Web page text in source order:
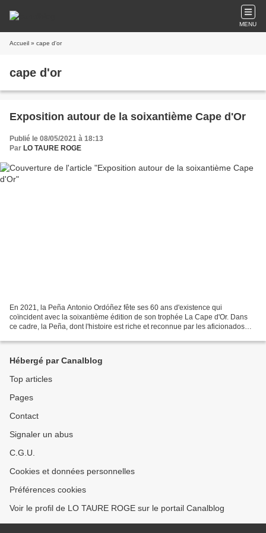
MENU
Accueil » cape d'or
cape d'or
Exposition autour de la soixantième Cape d'Or
Publié le 08/05/2021 à 18:13
Par LO TAURE ROGE
En 2021, la Peña Antonio Ordóñez fête ses 60 ans d'existence qui
coïncident avec la soixantième édition de son trophée La Cape d'Or. Dans
ce cadre, la Peña, dont l'histoire est riche et reconnue par les aficionados
Hébergé par Canalblog
Top articles
Pages
Contact
Signaler un abus
C.G.U.
Cookies et données personnelles
Préférences cookies
Voir le profil de LO TAURE ROGE sur le portail Canalblog